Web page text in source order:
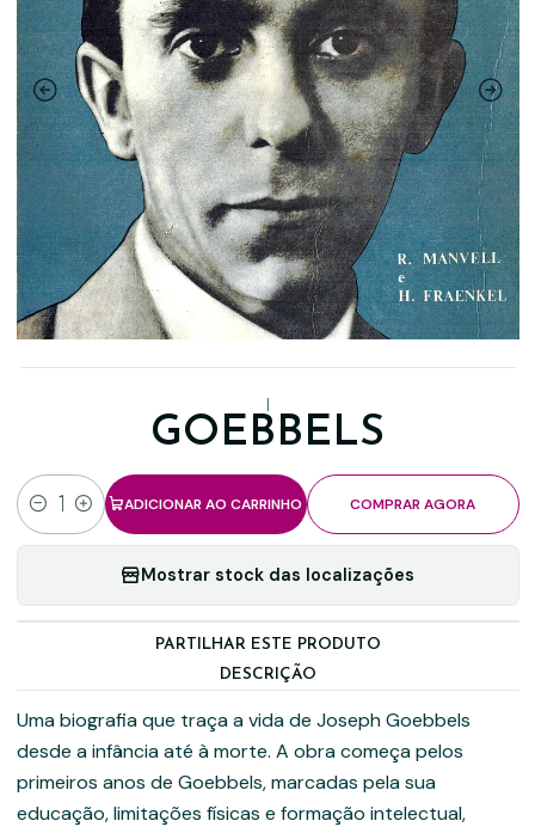
|
GOEBBELS
Quantidade
ADICIONAR AO CARRINHO COMPRAR AGORA
Mostrar stock das localizações
PARTILHAR ESTE PRODUTO
DESCRIÇÃO
Uma biografia que traça a vida de Joseph Goebbels
desde a infância até à morte. A obra começa pelos
primeiros anos de Goebbels, marcadas pela sua
educação, limitações físicas e formação intelectual,